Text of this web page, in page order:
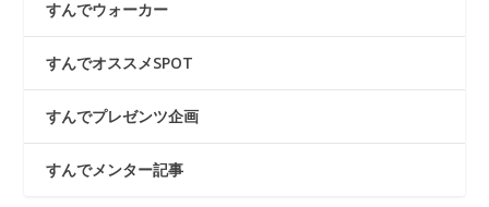
すんでウォーカー
すんでオススメSPOT
すんでプレゼンツ企画
すんでメンター記事